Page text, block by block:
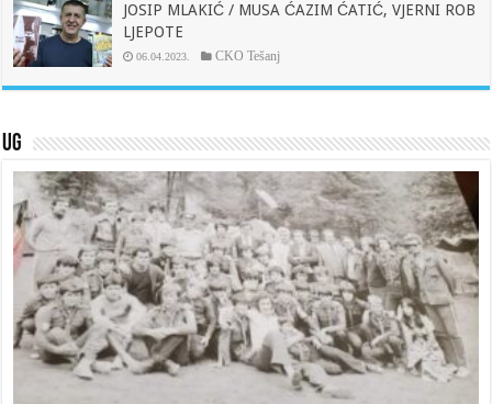
JOSIP MLAKIĆ / MUSA ĆAZIM ĆATIĆ, VJERNI ROB
LJEPOTE
06.04.2023. CKO Tešanj
UG